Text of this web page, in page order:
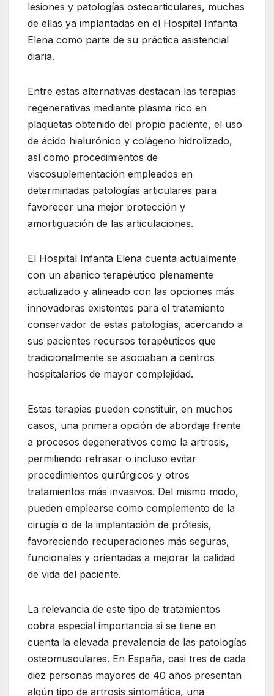
lesiones y patologías osteoarticulares, muchas
de ellas ya implantadas en el Hospital Infanta
Elena como parte de su práctica asistencial
diaria.
Entre estas alternativas destacan las terapias
regenerativas mediante plasma rico en
plaquetas obtenido del propio paciente, el uso
de ácido hialurónico y colágeno hidrolizado,
así como procedimientos de
viscosuplementación empleados en
determinadas patologías articulares para
favorecer una mejor protección y
amortiguación de las articulaciones.
El Hospital Infanta Elena cuenta actualmente
con un abanico terapéutico plenamente
actualizado y alineado con las opciones más
innovadoras existentes para el tratamiento
conservador de estas patologías, acercando a
sus pacientes recursos terapéuticos que
tradicionalmente se asociaban a centros
hospitalarios de mayor complejidad.
Estas terapias pueden constituir, en muchos
casos, una primera opción de abordaje frente
a procesos degenerativos como la artrosis,
permitiendo retrasar o incluso evitar
procedimientos quirúrgicos y otros
tratamientos más invasivos. Del mismo modo,
pueden emplearse como complemento de la
cirugía o de la implantación de prótesis,
favoreciendo recuperaciones más seguras,
funcionales y orientadas a mejorar la calidad
de vida del paciente.
La relevancia de este tipo de tratamientos
cobra especial importancia si se tiene en
cuenta la elevada prevalencia de las patologías
osteomusculares. En España, casi tres de cada
diez personas mayores de 40 años presentan
algún tipo de artrosis sintomática, una